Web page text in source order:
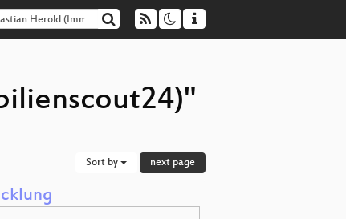
Sort by next page